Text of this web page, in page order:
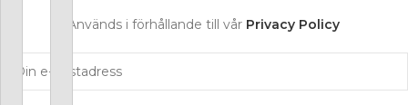
Används i förhållande till vår Privacy Policy